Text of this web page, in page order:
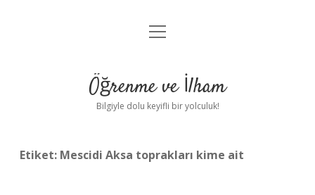
Anasayfa
Yasal Uyarı
menüyü
Öğrenme ve İlham
Bilgiyle dolu keyifli bir yolculuk!
Etiket: Mescidi Aksa toprakları kime ait